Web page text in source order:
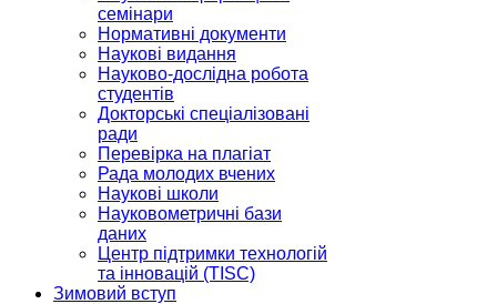
семінари
Нормативні документи
Наукові видання
Науково-дослідна робота
студентів
Докторські спеціалізовані
ради
Перевірка на плагіат
Рада молодих вчених
Наукові школи
Науковометричні бази
даних
Центр підтримки технологій
та інновацій (TISC)
Зимовий вступ